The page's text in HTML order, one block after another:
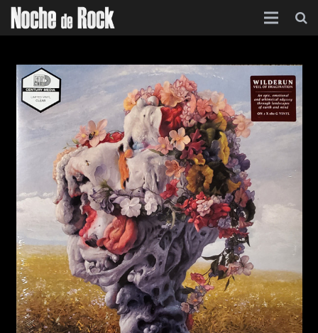
Categorías
Agenda
Contacto
Acerca de